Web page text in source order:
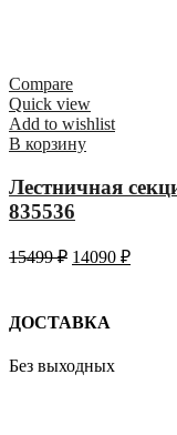
Compare
Quick view
Add to wishlist
В корзину
Лестничная
835536
15499₽ 14090 ₽
ДОСТАВКА
Без выходных